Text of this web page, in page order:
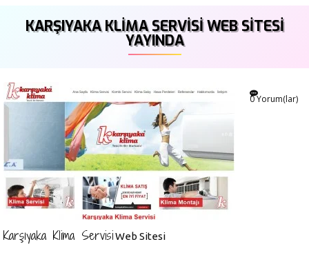
KARŞIYAKA KLIMA SERVISI WEB SITESI
YAYINDA
29
Eyl 0 Yorum(lar)
Karşıyaka Klima ServisiWeb Sitesi